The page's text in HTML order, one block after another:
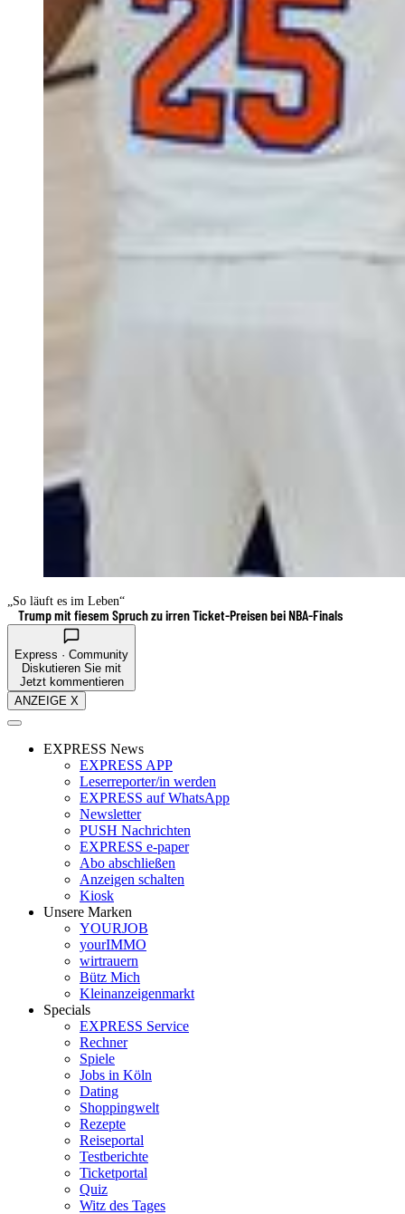
„So läuft es im Leben“
Trump mit fiesem Spruch zu irren Ticket-Preisen bei NBA-Finals
Express · Community
Diskutieren Sie mit
Jetzt kommentieren
ANZEIGE X
EXPRESS News
EXPRESS APP
Leserreporter/in werden
EXPRESS auf WhatsApp
Newsletter
PUSH Nachrichten
EXPRESS e-paper
Abo abschließen
Anzeigen schalten
Kiosk
Unsere Marken
YOURJOB
yourIMMO
wirtrauern
Bütz Mich
Kleinanzeigenmarkt
Specials
EXPRESS Service
Rechner
Spiele
Jobs in Köln
Dating
Shoppingwelt
Rezepte
Reiseportal
Testberichte
Ticketportal
Quiz
Witz des Tages